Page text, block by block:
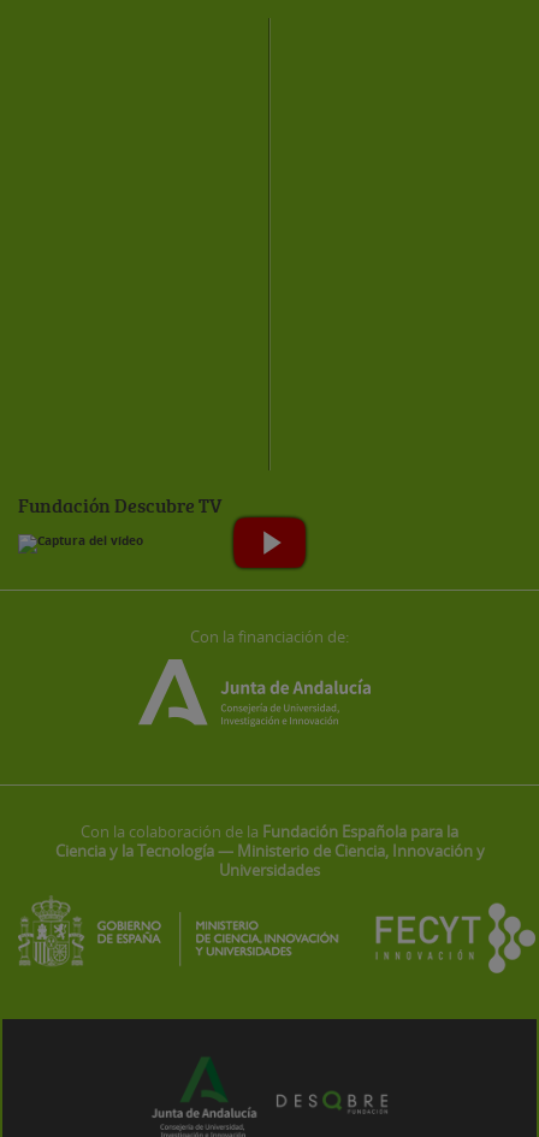
Fundación Descubre TV
Con la financiación de:
Con la colaboración de la Fundación Española para la
Ciencia y la Tecnología — Ministerio de Ciencia, Innovación y
Universidades